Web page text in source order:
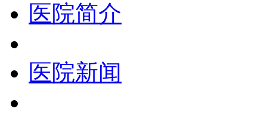
医院简介
医院新闻